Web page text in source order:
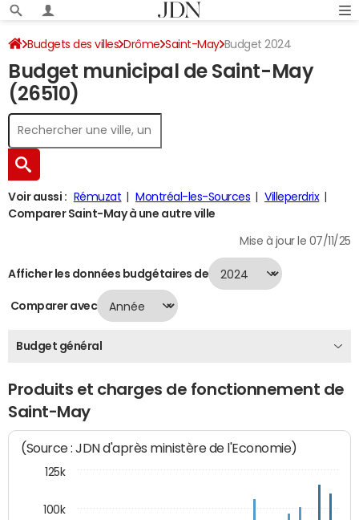
Budgets des villes Drôme Saint-May Budget 2024
Budget municipal de Saint-May
(26510)
Voir aussi : Rémuzat Montréal-les-Sources
Villeperdrix
Comparer Saint-May à une autre ville
Mise à jour le 07/11/25
Afficher les données budgétaires de
Comparer avec
Budget général
Produits et charges de fonctionnement de
Saint-May
(Source : JDN d'après ministère de l'Economie)
100k
125k